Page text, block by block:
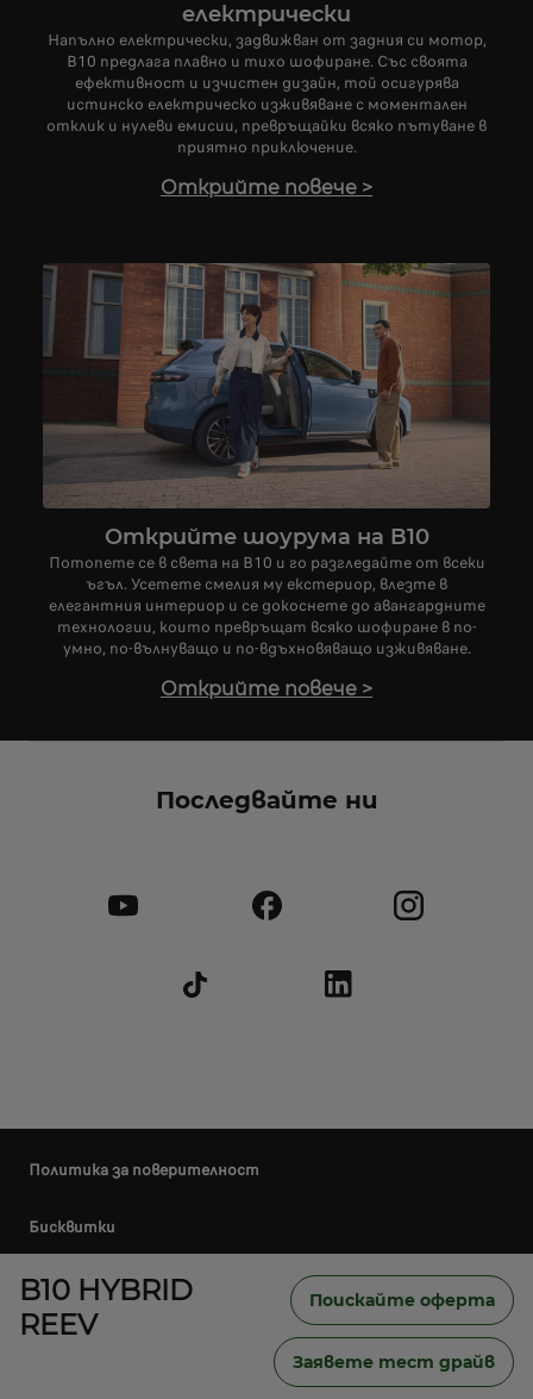
B10 HYBRID
REEV
Поискайте оферта
Заявете тест драйв
електрически
Напълно електрически, задвижван от задния си мотор,
B10 предлага плавно и тихо шофиране. Със своята
ефективност и изчистен дизайн, той осигурява
истинско електрическо изживяване с моментален
отклик и нулеви емисии, превръщайки всяко пътуване в
приятно приключение.
Открийте повече >
Открийте шоурума на B10
Потопете се в света на B10 и го разгледайте от всеки
ъгъл. Усетете смелия му екстериор, влезте в
елегантния интериор и се докоснете до авангардните
технологии, които превръщат всяко шофиране в по-
умно, по-вълнуващо и по-вдъхновяващо изживяване.
Открийте повече >
Последвайте ни
Политика за поверителност
Бисквитки
Политика за бисквитки
Правила и условия за ползване